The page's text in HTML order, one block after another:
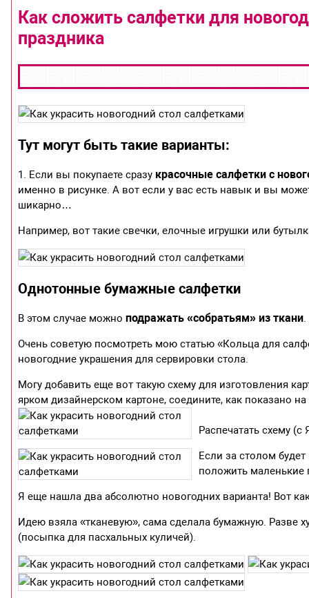
Как сложить салфетки для
праздника
Тут могут быть такие варианты:
1. Если вы покупаете сразу красочные салфетки с
именно в рисунке. А вот если у вас есть навык и вы
шикарно…
Например, вот такие свечки, елочные игрушки или
Однотонные бумажные салфетки
В этом случае можноподражать «собратьям» из ткани.
Очень советую посмотреть мою статью «Кольца для
новогодние украшения для сервировки стола.
Могу добавить еще вот такую схему для изготовления
ярком дизайнерском картоне, соедините, как показано
Распечатать схему
Если за столом
положить маленькие
Я еще нашла два абсолютно новогодних варианта! Вот
Идею взяла «тканевую», сама сделала бумажную. Разве
(посыпка для пасхальных куличей).